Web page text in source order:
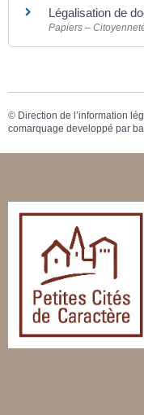
Légalisation de
Papiers –
© Direction de l’information
comarquage developpé par